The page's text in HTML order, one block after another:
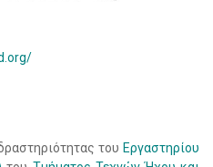
του Εργαστηρίου